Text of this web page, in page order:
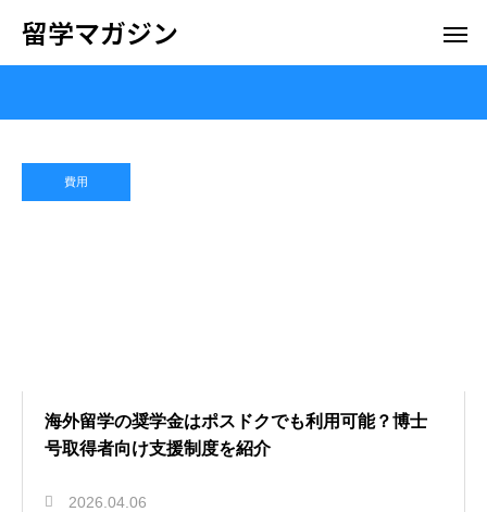
留学マガジン
費用
海外留学の奨学金はポスドクでも利用可能？博士
号取得者向け支援制度を紹介
2026.04.06